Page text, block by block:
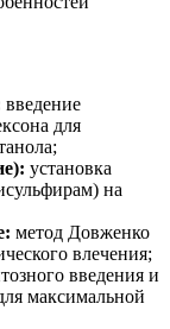
введение
для
установка
на
метод Довженко
влечения;
введения и
максимальной